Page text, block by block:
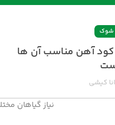
شوک
کود آهن مناسب آن ها
کیشی